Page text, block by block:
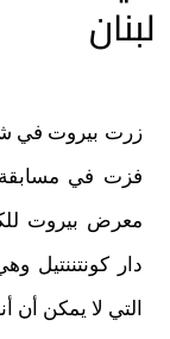
لبنان
فزت في مسابقة
معرض بيروت
دار كونتننتيل
التي لا يمكن أن